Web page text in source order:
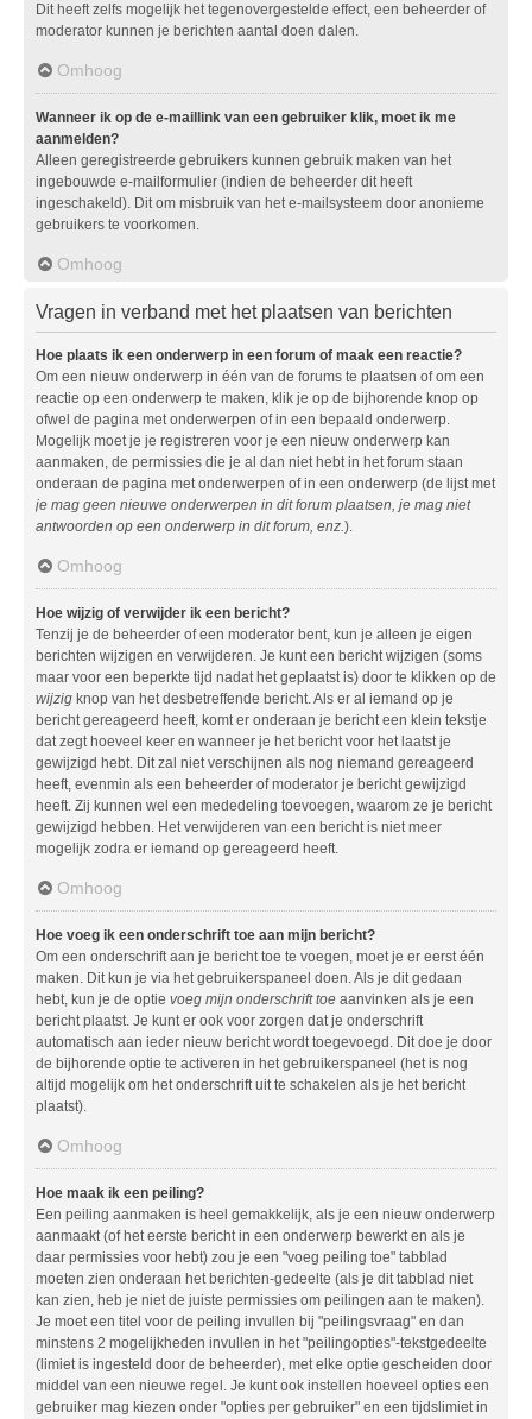
Dit heeft zelfs mogelijk het tegenovergestelde effect, een beheerder of
moderator kunnen je berichten aantal doen dalen.
Omhoog
Wanneer ik op de e-maillink van een gebruiker klik, moet ik me
aanmelden?
Alleen geregistreerde gebruikers kunnen gebruik maken van het
ingebouwde e-mailformulier (indien de beheerder dit heeft
ingeschakeld). Dit om misbruik van het e-mailsysteem door anonieme
gebruikers te voorkomen.
Omhoog
Vragen in verband met het plaatsen van berichten
Hoe plaats ik een onderwerp in een forum of maak een reactie?
Om een nieuw onderwerp in één van de forums te plaatsen of om een
reactie op een onderwerp te maken, klik je op de bijhorende knop op
ofwel de pagina met onderwerpen of in een bepaald onderwerp.
Mogelijk moet je je registreren voor je een nieuw onderwerp kan
aanmaken, de permissies die je al dan niet hebt in het forum staan
onderaan de pagina met onderwerpen of in een onderwerp (de lijst met
je mag geen nieuwe onderwerpen in dit forum plaatsen, je mag niet
antwoorden op een onderwerp in dit forum, enz.).
Omhoog
Hoe wijzig of verwijder ik een bericht?
Tenzij je de beheerder of een moderator bent, kun je alleen je eigen
berichten wijzigen en verwijderen. Je kunt een bericht wijzigen (soms
maar voor een beperkte tijd nadat het geplaatst is) door te klikken op de
wijzig knop van het desbetreffende bericht. Als er al iemand op je
bericht gereageerd heeft, komt er onderaan je bericht een klein tekstje
dat zegt hoeveel keer en wanneer je het bericht voor het laatst je
gewijzigd hebt. Dit zal niet verschijnen als nog niemand gereageerd
heeft, evenmin als een beheerder of moderator je bericht gewijzigd
heeft. Zij kunnen wel een mededeling toevoegen, waarom ze je bericht
gewijzigd hebben. Het verwijderen van een bericht is niet meer
mogelijk zodra er iemand op gereageerd heeft.
Omhoog
Hoe voeg ik een onderschrift toe aan mijn bericht?
Om een onderschrift aan je bericht toe te voegen, moet je er eerst één
maken. Dit kun je via het gebruikerspaneel doen. Als je dit gedaan
hebt, kun je de optie voeg mijn onderschrift toe aanvinken als je een
bericht plaatst. Je kunt er ook voor zorgen dat je onderschrift
automatisch aan ieder nieuw bericht wordt toegevoegd. Dit doe je door
de bijhorende optie te activeren in het gebruikerspaneel (het is nog
altijd mogelijk om het onderschrift uit te schakelen als je het bericht
plaatst).
Omhoog
Hoe maak ik een peiling?
Een peiling aanmaken is heel gemakkelijk, als je een nieuw onderwerp
aanmaakt (of het eerste bericht in een onderwerp bewerkt en als je
daar permissies voor hebt) zou je een "voeg peiling toe" tabblad
moeten zien onderaan het berichten-gedeelte (als je dit tabblad niet
kan zien, heb je niet de juiste permissies om peilingen aan te maken).
Je moet een titel voor de peiling invullen bij "peilingsvraag" en dan
minstens 2 mogelijkheden invullen in het "peilingopties"-tekstgedeelte
(limiet is ingesteld door de beheerder), met elke optie gescheiden door
middel van een nieuwe regel. Je kunt ook instellen hoeveel opties een
gebruiker mag kiezen onder "opties per gebruiker" en een tijdslimiet in